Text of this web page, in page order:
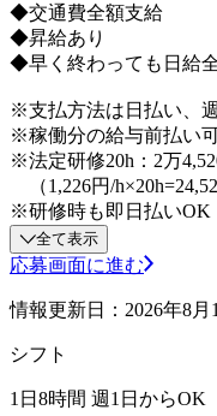
◆交通費全額支給
◆昇給あり
◆早く終わっても日給全
※支払方法は日払い、
※稼働分の給与前払い可
※法定研修20h：2万
（1,226円/
※研修時も即日払いOK
全て表示
応募画面に進む
情報更新日：2026年8月
シフト
1日8時間 週1日からOK